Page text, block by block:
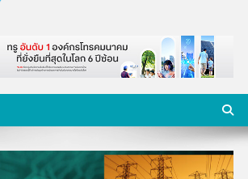
บความคิด ชีวิตกับ
นวัตกรรม